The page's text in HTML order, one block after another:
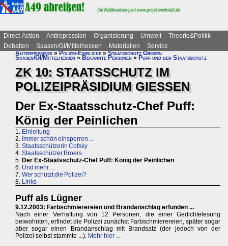
Direct-Action Antirepression Organisierung Umwelt
Theorie&Politik
Debatten
Saasen/GI/Mittelhessen Materialien
Service
Antirepression»Polizei-Einblicke»Staatsschutz Gießen
Saasen/GI/Mittelhessen » Bekannte Personen » Puff und der Staatsschutz
ZK 10: STAATSSCHUTZ IM
POLIZEIPRÄSIDIUM GIESSEN
Der Ex-Staatsschutz-Chef Puff:
König der Peinlichen
1. Einleitung
2. Immer schön einsperren ...
3. Staatsschützerin Cofsky
4. Staatsschützer Broers
5. Der Ex-Staatsschutz-Chef Puff: König der Peinlichen
6. Und mehr ...
7. Wer schützt die Polizei?
8. Links
Puff als Lügner
9.12.2003: Farbschmierereien und Brandanschlag erfunden ...
Nach einer Verhaftung von 12 Personen, die einer Gedichtelesung
beiwohnten, erfindet die Polizei zunächst Farbschmierereien, später sogar
aber sogar einen Brandanschlag mit Brandsatz (der jedoch von der
Polizei selbst stammte ...). Mehr hier ...